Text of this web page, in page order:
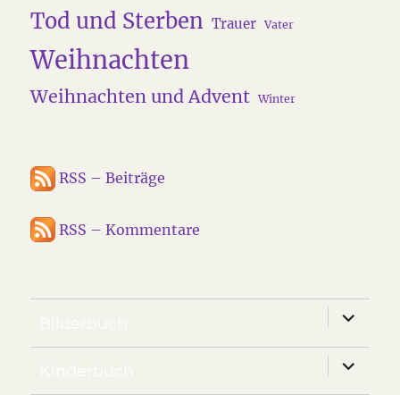
Tod und Sterben Trauer Vater
Weihnachten
Weihnachten und Advent Winter
RSS – Beiträge
RSS – Kommentare